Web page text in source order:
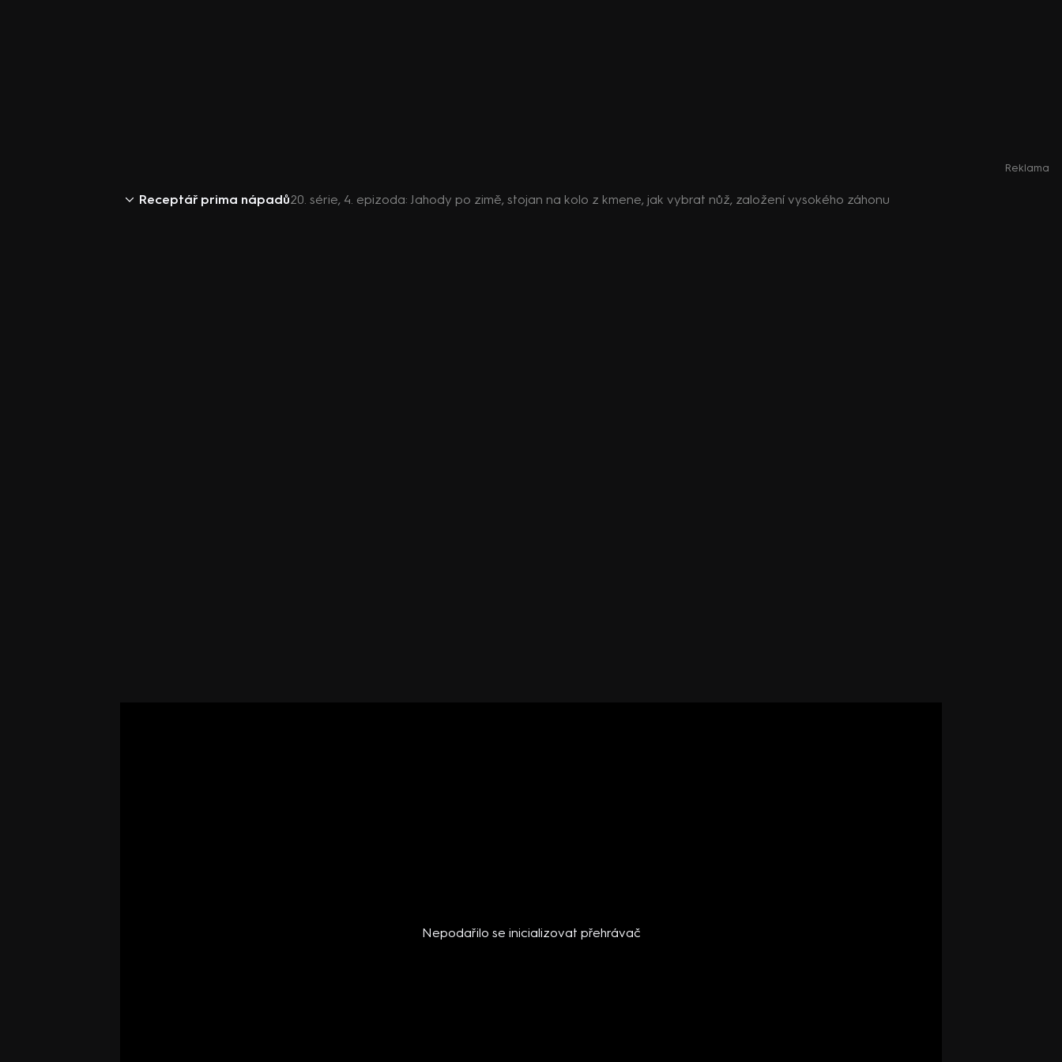
Reklama
Receptář prima nápadů20. série, 4. epizoda: Jahody po zimě, stojan na kolo z kmene, jak vybrat nůž, založení vysokého záhonu
Nepodařilo se inicializovat přehrávač